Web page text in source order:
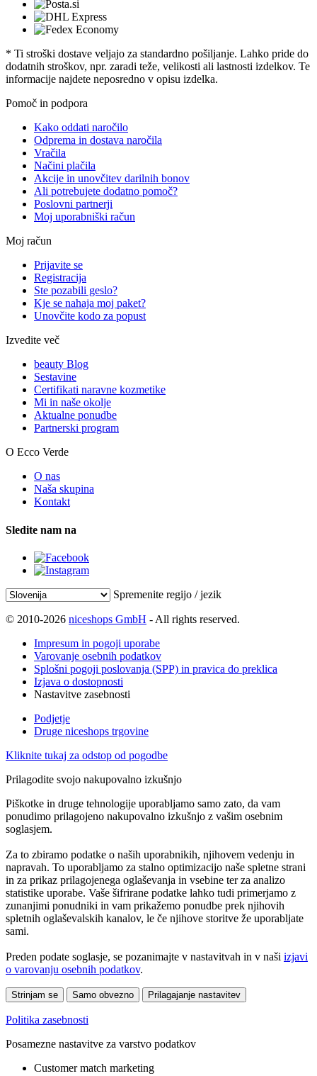
* Ti stroški dostave veljajo za standardno pošiljanje. Lahko pride do
dodatnih stroškov, npr. zaradi teže, velikosti ali lastnosti izdelkov. Te
informacije najdete neposredno v opisu izdelka.
Pomoč in podpora
Kako oddati naročilo
Odprema in dostava naročila
Vračila
Načini plačila
Akcije in unovčitev darilnih bonov
Ali potrebujete dodatno pomoč?
Poslovni partnerji
Moj uporabniški račun
Moj račun
Prijavite se
Registracija
Ste pozabili geslo?
Kje se nahaja moj paket?
Unovčite kodo za popust
Izvedite več
beauty Blog
Sestavine
Certifikati naravne kozmetike
Mi in naše okolje
Aktualne ponudbe
Partnerski program
O Ecco Verde
O nas
Naša skupina
Kontakt
Sledite nam na
Spremenite regijo / jezik
© 2010-2026 niceshops GmbH - All rights reserved.
Impresum in pogoji uporabe
Varovanje osebnih podatkov
Splošni pogoji poslovanja (SPP) in pravica do preklica
Izjava o dostopnosti
Nastavitve zasebnosti
Podjetje
Druge niceshops trgovine
Kliknite tukaj za odstop od pogodbe
Prilagodite svojo nakupovalno izkušnjo
Piškotke in druge tehnologije uporabljamo samo zato, da vam
ponudimo prilagojeno nakupovalno izkušnjo z vašim osebnim
soglasjem.
Za to zbiramo podatke o naših uporabnikih, njihovem vedenju in
napravah. To uporabljamo za stalno optimizacijo naše spletne strani
in za prikaz prilagojenega oglaševanja in vsebine ter za analizo
statistike uporabe. Vaše šifrirane podatke lahko tudi primerjamo z
zunanjimi ponudniki in vam prikažemo ponudbe prek njihovih
spletnih oglaševalskih kanalov, le če njihove storitve že uporabljate
sami.
Preden podate soglasje, se pozanimajte v nastavitvah in v naši izjavi
o varovanju osebnih podatkov.
Strinjam se Samo obvezno Prilagajanje nastavitev
Politika zasebnosti
Posamezne nastavitve za varstvo podatkov
Customer match marketing